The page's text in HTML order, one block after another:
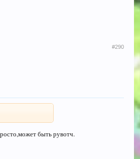
#290
быть рувотч.